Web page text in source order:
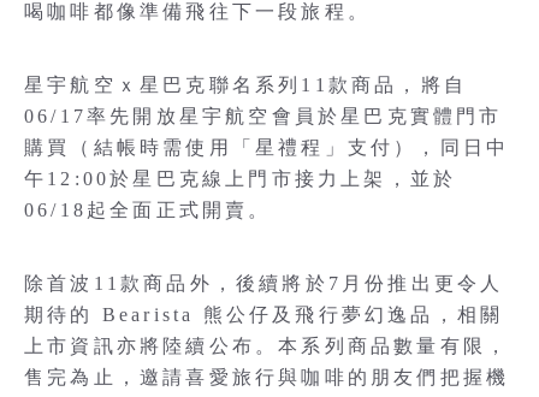
喝咖啡都像準備飛往下一段旅程。
星宇航空ｘ星巴克聯名系列11款商品，將自
06/17率先開放星宇航空會員於星巴克實體門市
購買（結帳時需使用「星禮程」支付），同日中
午12:00於星巴克線上門市接力上架，並於
06/18起全面正式開賣。
除首波11款商品外，後續將於7月份推出更令人
期待的 Bearista 熊公仔及飛行夢幻逸品，相關
上市資訊亦將陸續公布。本系列商品數量有限，
售完為止，邀請喜愛旅行與咖啡的朋友們把握機